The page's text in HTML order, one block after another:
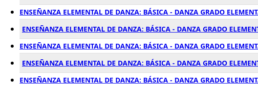
ENSEÑANZA ELEMENTAL DE DANZA: BÁSICA - DANZA GRADO
ENSEÑANZA ELEMENTAL DE DANZA: BÁSICA - DANZA GRADO
ENSEÑANZA ELEMENTAL DE DANZA: BÁSICA - DANZA GRADO
ENSEÑANZA ELEMENTAL DE DANZA: BÁSICA - DANZA GRADO
ENSEÑANZA ELEMENTAL DE DANZA: BÁSICA - DANZA GRADO